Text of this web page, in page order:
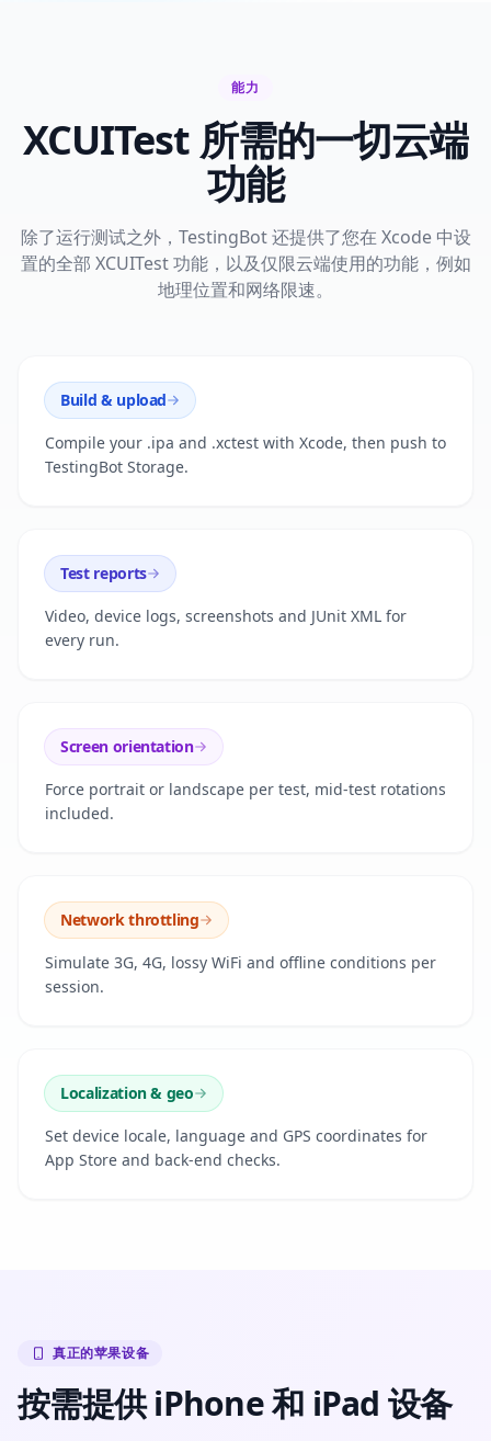
能力
XCUITest 所需的一切云端
功能
除了运行测试之外，TestingBot 还提供了您在 Xcode 中设
置的全部 XCUITest 功能，以及仅限云端使用的功能，例如
地理位置和网络限速。
Build & upload
Compile your .ipa and .xctest with Xcode, then push to
TestingBot Storage.
Test reports
Video, device logs, screenshots and JUnit XML for
every run.
Screen orientation
Force portrait or landscape per test, mid-test rotations
included.
Network throttling
Simulate 3G, 4G, lossy WiFi and offline conditions per
session.
Localization & geo
Set device locale, language and GPS coordinates for
App Store and back-end checks.
真正的苹果设备
按需提供 iPhone 和 iPad 设备